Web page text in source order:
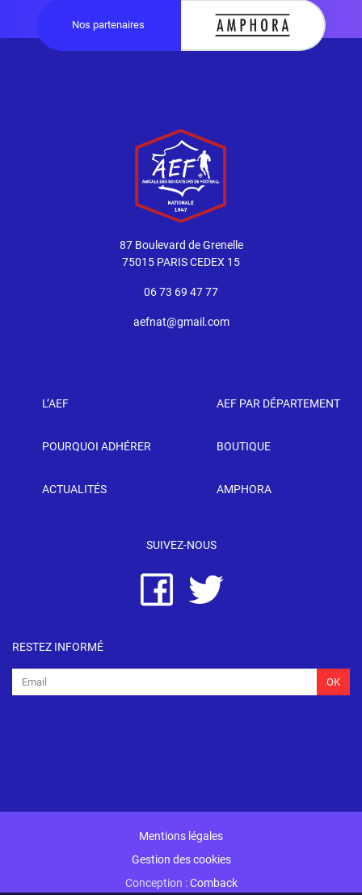
Nos partenaires
87 Boulevard de Grenelle
75015 PARIS CEDEX 15
06 73 69 47 77
aefnat@gmail.com
L’AEF
POURQUOI ADHÉRER
ACTUALITÉS
AEF PAR DÉPARTEMENT
BOUTIQUE
AMPHORA
SUIVEZ-NOUS
RESTEZ INFORMÉ
OK
Mentions légales
Gestion des cookies
Conception :Comback